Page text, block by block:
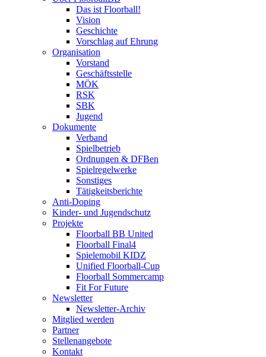
Das ist Floorball!
Vision
Geschichte
Vorschlag auf Ehrung
Organisation
Vorstand
Geschäftsstelle
MÖK
RSK
SBK
Jugend
Dokumente
Verband
Spielbetrieb
Ordnungen & DFBen
Spielregelwerke
Sonstiges
Tätigkeitsberichte
Anti-Doping
Kinder- und Jugendschutz
Projekte
Floorball BB United
Floorball Final4
Spielemobil KIDZ
Unified Floorball-Cup
Floorball Sommercamp
Fit For Future
Newsletter
Newsletter-Archiv
Mitglied werden
Partner
Stellenangebote
Kontakt